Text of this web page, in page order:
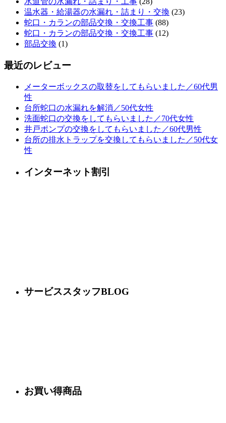
温水器・給湯器の水漏れ・詰まり・交換 (23)
蛇口・カランの部品交換・交換工事 (88)
蛇口・カランの部品交換・交換工事 (12)
部品交換 (1)
最近のレビュー
メーターボックスの取替をしてもらいました／60代男
性
台所蛇口の水漏れを解消／50代女性
洗面蛇口の交換をしてもらいました／70代女性
井戸ポンプの交換をしてもらいました／60代男性
台所の排水トラップを交換してもらいました／50代女
性
インターネット割引
サービススタッフBLOG
お買い得商品